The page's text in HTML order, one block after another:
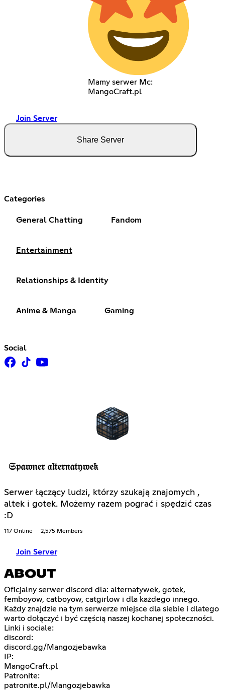
Mamy serwer Mc:
MangoCraft.pl
Join Server
Share Server
Categories
General Chatting Fandom
Entertainment
Relationships & Identity
Anime & Manga Gaming
Social
𝔖𝔭𝔞𝔴𝔫𝔢𝔯 𝔞𝔩𝔱𝔢𝔯𝔫𝔞𝔱𝔶𝔴𝔢𝔨
Serwer łączący ludzi, którzy szukają znajomych ,
altek i gotek. Możemy razem pograć i spędzić czas
:D
117 Online 2,575 Members
Join Server
ABOUT
Oficjalny serwer discord dla: alternatywek, gotek,
femboyow, catboyow, catgirlow i dla każdego innego.
Każdy znajdzie na tym serwerze miejsce dla siebie i dlatego
warto dołączyć i być częścią naszej kochanej społeczności.
Linki i sociale:
discord:
discord.gg/Mangozjebawka
IP:
MangoCraft.pl
Patronite:
patronite.pl/Mangozjebawka